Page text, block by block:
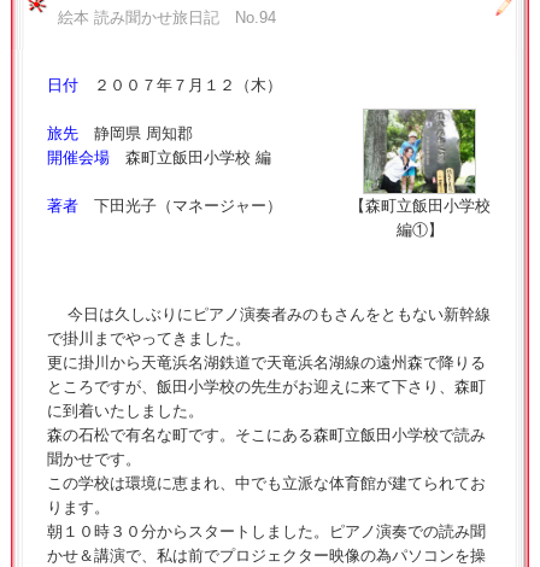
絵本 読み聞かせ旅日記 No.94
日付 ２００７年７月１２（木）
旅先 静岡県 周知郡
開催会場 森町立飯田小学校 編
著者 下田光子（マネージャー）
【森町立飯田小学校
編①】
今日は久しぶりにピアノ演奏者みのもさんをともない新幹線
で掛川までやってきました。
更に掛川から天竜浜名湖鉄道で天竜浜名湖線の遠州森で降りる
ところですが、飯田小学校の先生がお迎えに来て下さり、森町
に到着いたしました。
森の石松で有名な町です。そこにある森町立飯田小学校で読み
聞かせです。
この学校は環境に恵まれ、中でも立派な体育館が建てられてお
ります。
朝１０時３０分からスタートしました。ピアノ演奏での読み聞
かせ＆講演で、私は前でプロジェクター映像の為パソコンを操